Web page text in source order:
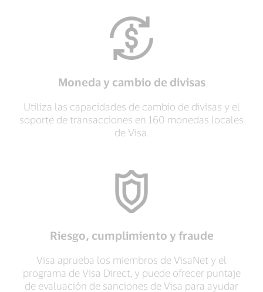
Moneda y cambio de divisas
Utiliza las capacidades de cambio de divisas y el
soporte de transacciones en 160 monedas locales
de Visa.
Riesgo, cumplimiento y fraude
Visa aprueba los miembros de VisaNet y el
programa de Visa Direct, y puede ofrecer puntaje
de evaluación de sanciones de Visa para ayudar